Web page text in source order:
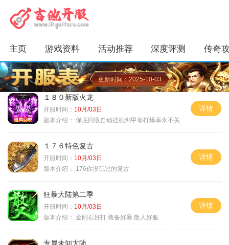
主页 游戏资料 活动推荐 深度评测 传奇
更新时间：2025-10-03
１８０新版火龙
开服时间： 10月/03日
版本介绍： 保底回収自动挂机剑甲靠打爆率永不关
详情
１７６特色复古
开服时间： 10月/03日
版本介绍：
176你没玩过的复古
详情
狂暴大陆第二季
开服时间： 10月/03日
版本介绍： 金刚石好打.装备好暴.散人好服
详情
专属未知大陆